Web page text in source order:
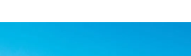
WEITERE INFORMATIONEN